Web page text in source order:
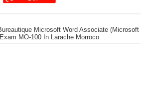
Microsoft Word Associate (Microsoft
MO-100 In Larache Morroco